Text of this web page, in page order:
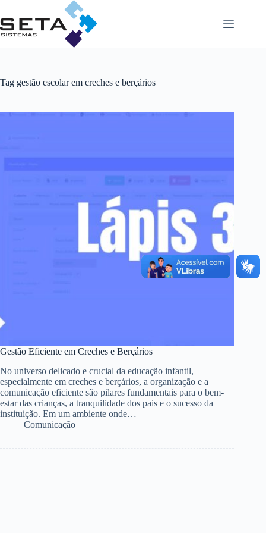
o
conteúdo
Tag gestão escolar em creches e berçários
Gestão Eficiente em Creches e Berçários
No universo delicado e crucial da educação infantil,
especialmente em creches e berçários, a organização e a
comunicação eficiente são pilares fundamentais para o bem-
estar das crianças, a tranquilidade dos pais e o sucesso da
instituição. Em um ambiente onde…
Comunicação